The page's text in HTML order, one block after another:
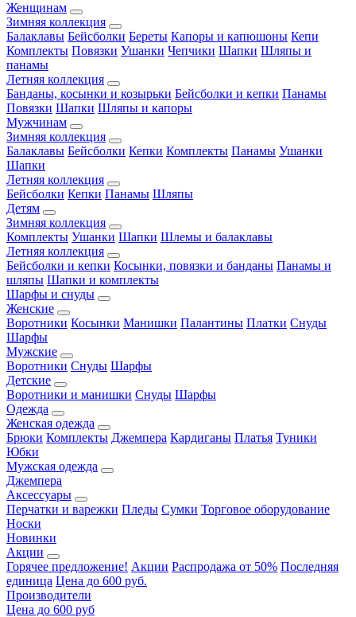
Женщинам
Зимняя коллекция
Балаклавы Бейсболки Береты Капоры и капюшоны Кепи
Комплекты Повязки Ушанки Чепчики Шапки Шляпы и
панамы
Летняя коллекция
Банданы, косынки и козырьки Бейсболки и кепки Панамы
Повязки Шапки Шляпы и капоры
Мужчинам
Зимняя коллекция
Балаклавы Бейсболки Кепки Комплекты Панамы Ушанки
Шапки
Летняя коллекция
Бейсболки Кепки Панамы Шляпы
Детям
Зимняя коллекция
Комплекты Ушанки Шапки Шлемы и балаклавы
Летняя коллекция
Бейсболки и кепки Косынки, повязки и банданы Панамы и
шляпы Шапки и комплекты
Шарфы и снуды
Женские
Воротники Косынки Манишки Палантины Платки Снуды
Шарфы
Мужские
Воротники Снуды Шарфы
Детские
Воротники и манишки Снуды Шарфы
Одежда
Женская одежда
Брюки Комплекты Джемпера Кардиганы Платья Туники
Юбки
Мужская одежда
Джемпера
Аксессуары
Перчатки и варежки Пледы Сумки Торговое оборудование
Носки
Новинки
Акции
Горячее предложение! Акции Распродажа от 50% Последняя
единица Цена до 600 руб.
Производители
Цена до 600 руб